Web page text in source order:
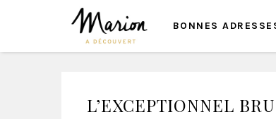
BONNES
L’EXCEPTIONNEL